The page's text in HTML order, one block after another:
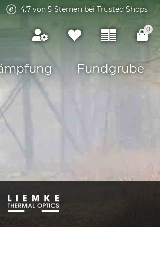
4.7 von 5 Sternen bei Trusted Shops
0
Fundgrube